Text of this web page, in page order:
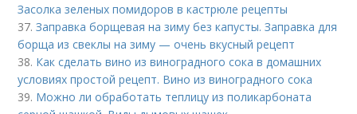
Засолка зеленых помидоров в кастрюле рецепты
37.Заправка борщевая на зиму без капусты. Заправка для
борща из свеклы на зиму — очень вкусный рецепт
38. Как сделать вино из виноградного сока в домашних
условиях простой рецепт. Вино из виноградного сока
39. Можно ли обработать теплицу из поликарбоната